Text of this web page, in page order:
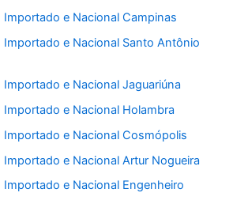
e Nacional Campinas
e Nacional Santo Antônio
e Nacional Jaguariúna
e Nacional Holambra
e Nacional Cosmópolis
e Nacional Artur Nogueira
e Nacional Engenheiro